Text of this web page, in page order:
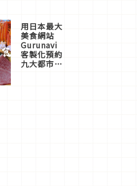
用日本最大
美食網站
Gurunavi
客製化預約
九大都市餐